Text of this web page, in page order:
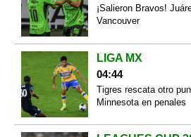
¡Salieron Bravos!
Vancouver
LIGA MX
04:44
Tigres rescata otro
Minnesota en penales